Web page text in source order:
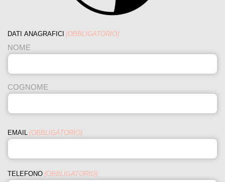
DATI ANAGRAFICI (OBBLIGATORIO)
NOME
COGNOME
EMAIL (OBBLIGATORIO)
TELEFONO (OBBLIGATORIO)